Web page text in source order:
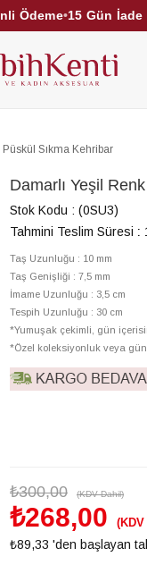
Ödeme•15 Gün İade
TESBİHLER
Sıkma Kehribar
Damarlı Yeşil
Stok Kodu
(0SU3)
Tahmini Teslim Süresi :
Taş Uzunluğu : 10 mm
Taş Genişliği : 7,5 mm
İmame Uzunluğu : 3,5 cm
Tespih Uzunluğu : 30 cm
*Yumuşak çekimli, gün
*Özel koleksiyonluk veya
₺300,00 (KDV Dahil)
₺268,00
₺89,33 'den başlayan